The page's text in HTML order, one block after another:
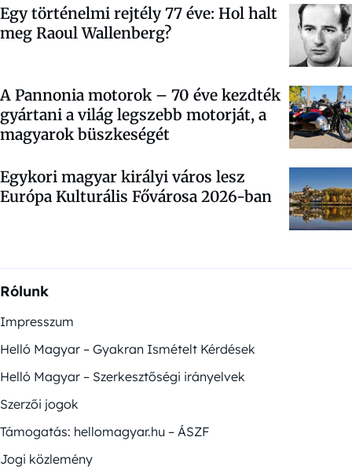
Egy történelmi rejtély 77 éve: Hol halt
meg Raoul Wallenberg?
A Pannonia motorok – 70 éve kezdték
gyártani a világ legszebb motorját, a
magyarok büszkeségét
Egykori magyar királyi város lesz
Európa Kulturális Fővárosa 2026-ban
Rólunk
Impresszum
Helló Magyar – Gyakran Ismételt Kérdések
Helló Magyar – Szerkesztőségi irányelvek
Szerzői jogok
Támogatás: hellomagyar.hu – ÁSZF
Jogi közlemény